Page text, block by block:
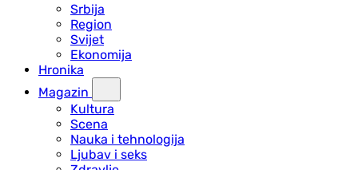
Srbija
Region
Svijet
Ekonomija
Hronika
Magazin
Kultura
Scena
Nauka i tehnologija
Ljubav i seks